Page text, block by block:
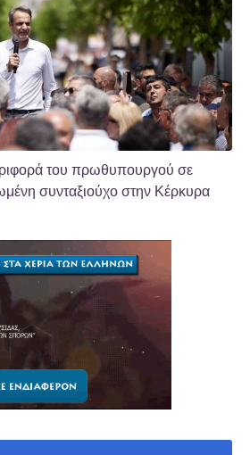
του πρωθυπουργού σε
συνταξιούχο στην Κέρκυρα